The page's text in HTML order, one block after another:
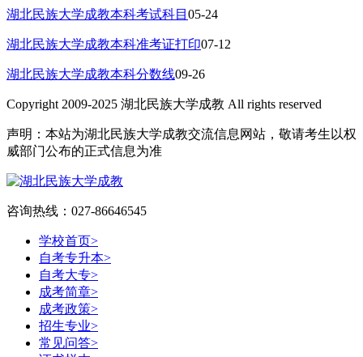
湖北民族大学成教本科考试科目 05-24
湖北民族大学成教本科准考证打印07-12
湖北民族大学成教本科分数线09-26
Copyright 2009-2025 湖北民族大学成教 All rights reserved
声明：本站为湖北民族大学成教交流信息网站，敬请考生以权
威部门公布的正式信息为准
咨询热线：027-86646545
学校首页>
自考专升本>
自考大专>
成考简章>
成考政策>
招生专业>
常见问答>